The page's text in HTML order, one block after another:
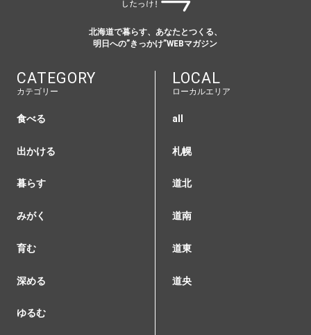
北海道で暮らす、あなたとつくる、
明日への”きっかけ”WEBマガジン
CATEGORY
カテゴリー
食べる
出かける
暮らす
みがく
育む
深める
ゆるむ
LOCAL
ローカルエリア
all
札幌
道北
道南
道東
道央